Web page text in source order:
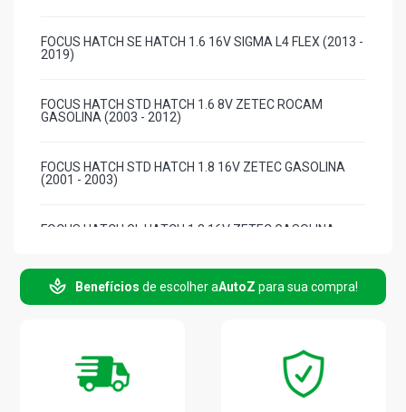
FOCUS HATCH SE HATCH 1.6 16V SIGMA L4 FLEX (2013 -
2019)
FOCUS HATCH STD HATCH 1.6 8V ZETEC ROCAM
GASOLINA (2003 - 2012)
FOCUS HATCH STD HATCH 1.8 16V ZETEC GASOLINA
(2001 - 2003)
FOCUS HATCH GL HATCH 1.8 16V ZETEC GASOLINA
FOCUS HATCH GLX HATCH 1.8 16V ZETEC GASOLINA
(2001 - 2003)
FOCUS HATCH TITANIUM HATCH 2.0 16V DURATEC FLEX
(2010 - 2020)
Benefícios de escolher aAutoZ para sua compra!